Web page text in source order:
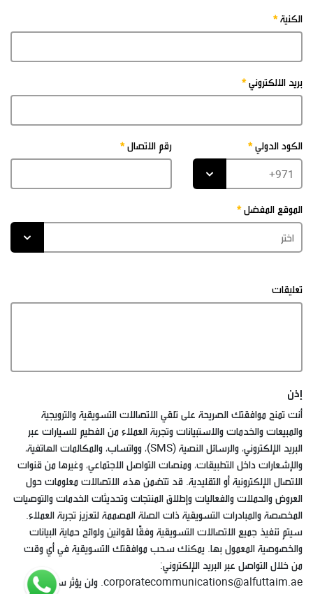
الكنية
بريد الالكتروني
الكود الدولي رقم الاتصال
الموقع المفضل
تعليقات
إذن
أنت تمنح موافقتك الصريحة على تلقي الاتصالات التسويقية والترويجية
والمبيعات والخدمات والاستبيانات وتجربة العملاء من الفطيم للسيارات عبر
البريد الإلكتروني، والرسائل النصية (SMS)، وواتساب، والمكالمات الهاتفية،
والإشعارات داخل التطبيقات، ومنصات التواصل الاجتماعي، وغيرها من قنوات
الاتصال الإلكترونية أو التقليدية. قد تتضمن هذه الاتصالات معلومات حول
العروض والحملات والفعاليات وإطلاق المنتجات وتحديثات الخدمات والتوصيات
المخصصة والمبادرات التسويقية ذات الصلة المصممة لتعزيز تجربة العملاء.
سيتم تنفيذ جميع الاتصالات التسويقية وفقًا لقوانين ولوائح حماية البيانات
والخصوصية المعمول بها. يمكنك سحب موافقتك التسويقية في أي وقت
من خلال التواصل عبر البريد الإلكتروني:
corporatecommunications@alfuttaim.ae. ولن يؤثر سحب